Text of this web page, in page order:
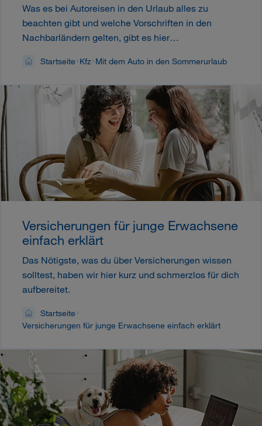
Was es bei Autoreisen in den Urlaub alles zu
beachten gibt und welche Vorschriften in den
Nachbarländern gelten, gibt es hier…
Startseite Kfz Mit dem Auto in den Sommerurlaub
Versicherungen für junge Erwachsene
einfach erklärt
Das Nötigste, was du über Versicherungen wissen
solltest, haben wir hier kurz und schmerzlos für dich
aufbereitet.
Startseite
Versicherungen für junge Erwachsene einfach erklärt